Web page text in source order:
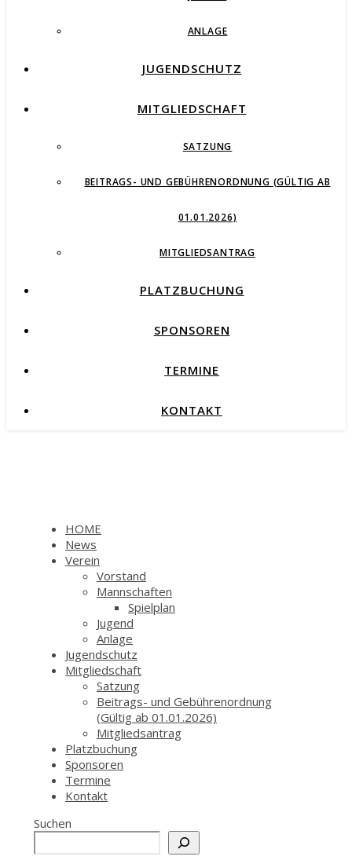
ANLAGE
JUGENDSCHUTZ
MITGLIEDSCHAFT
SATZUNG
BEITRAGS- UND GEBÜHRENORDNUNG (GÜLTIG AB
01.01.2026)
MITGLIEDSANTRAG
PLATZBUCHUNG
SPONSOREN
TERMINE
KONTAKT
HOME
News
Verein
Vorstand
Mannschaften
Spielplan
Jugend
Anlage
Jugendschutz
Mitgliedschaft
Satzung
Beitrags- und Gebührenordnung
(Gültig ab 01.01.2026)
Mitgliedsantrag
Platzbuchung
Sponsoren
Termine
Kontakt
Suchen